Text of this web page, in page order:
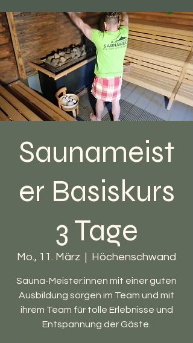
Saunameist
er Basiskurs
3 Tage
Mo., 11. März
  |
Höchenschwand
Sauna-Meister:innen mit einer guten
Ausbildung sorgen im Team und mit
ihrem Team für tolle Erlebnisse und
Entspannung der Gäste.